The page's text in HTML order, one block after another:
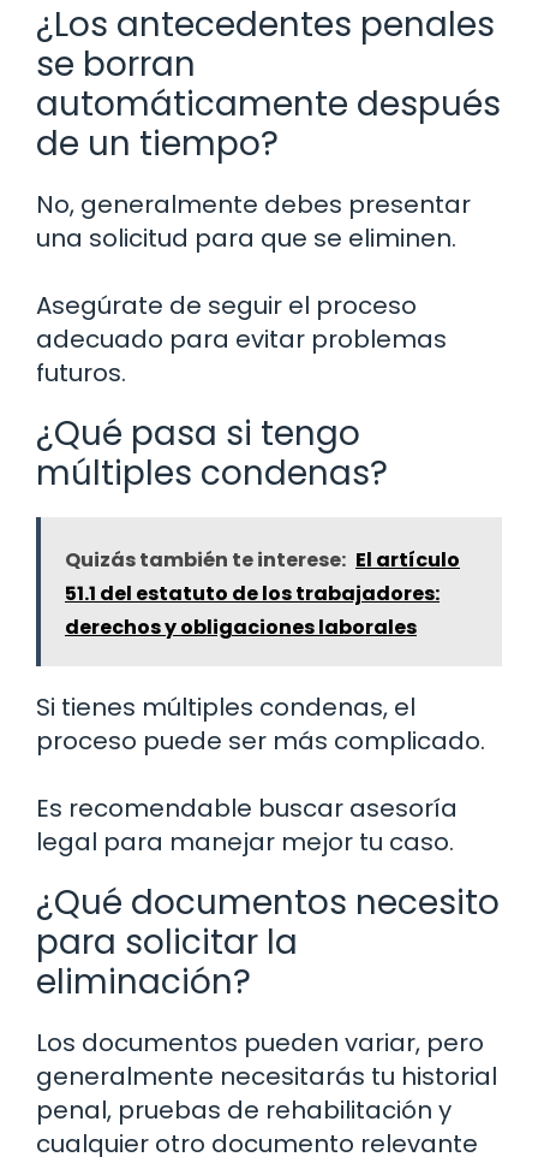
¿Los antecedentes penales
se borran
automáticamente después
de un tiempo?
No, generalmente debes presentar
una solicitud para que se eliminen.
Asegúrate de seguir el proceso
adecuado para evitar problemas
futuros.
¿Qué pasa si tengo
múltiples condenas?
Quizás también te interese: El artículo
51.1 del estatuto de los trabajadores:
derechos y obligaciones laborales
Si tienes múltiples condenas, el
proceso puede ser más complicado.
Es recomendable buscar asesoría
legal para manejar mejor tu caso.
¿Qué documentos necesito
para solicitar la
eliminación?
Los documentos pueden variar, pero
generalmente necesitarás tu historial
penal, pruebas de rehabilitación y
cualquier otro documento relevante